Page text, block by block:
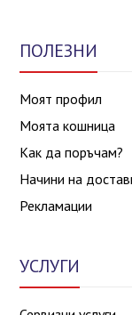
ПОЛЕЗНИ
Моят профил
Моята кошница
Как да поръчам?
Начини на
Рекламации
УСЛУГИ